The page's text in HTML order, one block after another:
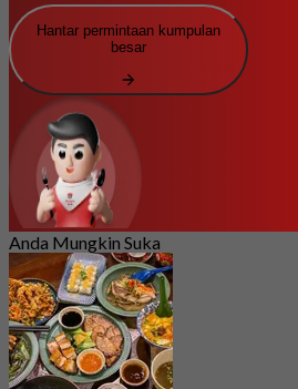
Hantar permintaan kumpulan
besar
Anda Mungkin Suka